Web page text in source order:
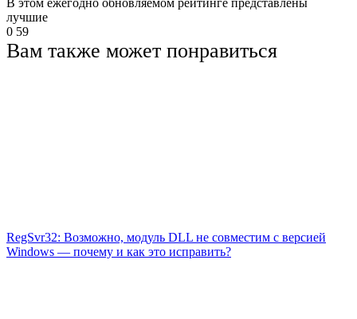
В этом ежегодно обновляемом рейтинге представлены
лучшие
0 59
Вам также может понравиться
RegSvr32: Возможно, модуль DLL не совместим с версией
Windows — почему и как это исправить?